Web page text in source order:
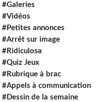
#Galeries
#Vidéos
#Petites annonces
#Arrêt sur image
#Ridiculosa
#Quiz Jeux
#Rubrique à brac
#Appels à communication
#Dessin de la semaine